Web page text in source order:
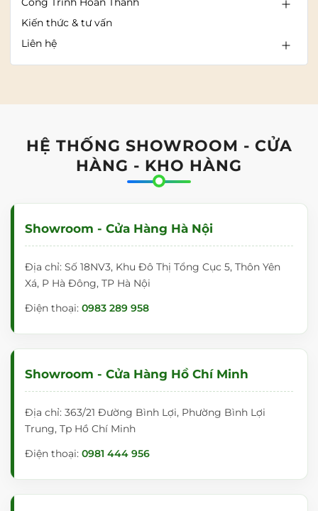
Kiến thức & tư vấn
Liên hệ
HỆ THỐNG SHOWROOM - CỬA
HÀNG - KHO HÀNG
Showroom - Cửa Hàng Hà Nội
Địa chỉ: Số 18NV3, Khu Đô Thị Tổng Cục 5, Thôn Yên
Xá, P Hà Đông, TP Hà Nội
Điện thoại: 0983 289 958
Showroom - Cửa Hàng Hồ Chí Minh
Địa chỉ: 363/21 Đường Bình Lợi, Phường Bình Lợi
Trung, Tp Hồ Chí Minh
Điện thoại: 0981 444 956